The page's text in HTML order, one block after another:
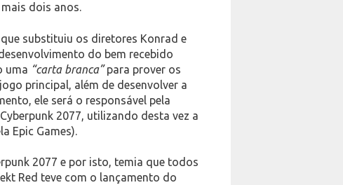
dois anos.
substituiu os diretores Konrad e
do bem recebido
uma “carta branca”para prover os
principal, além de desenvolver a
ele será o responsável pela
2077, utilizando desta vez a
Epic Games).
2077 e por isto, temia que todos
Red teve com o lançamento do